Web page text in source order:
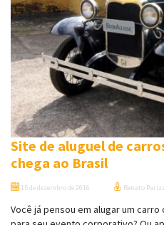
Site de aluguel de
chega ao Brasil
15 de dezembro de 2016 Renato
Você já pensou em alugar um